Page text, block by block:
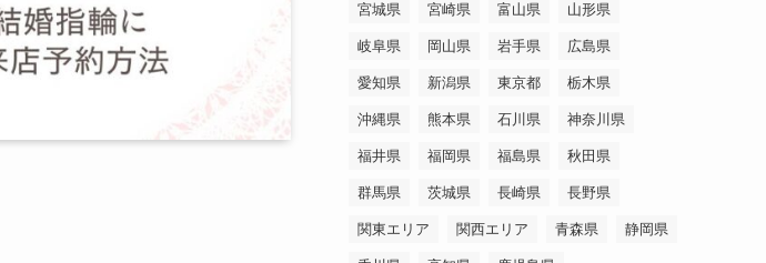
宮城県 宮崎県 富山県 山形県
岐阜県 岡山県 岩手県 広島県
愛知県 新潟県 東京都 栃木県
沖縄県 熊本県 石川県 神奈川県
福井県 福岡県 福島県 秋田県
群馬県 茨城県 長崎県 長野県
関東エリア 関西エリア 青森県 静岡県